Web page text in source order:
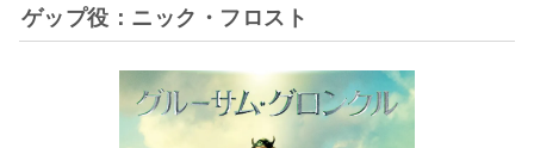
ゲップ役：ニック・フロスト